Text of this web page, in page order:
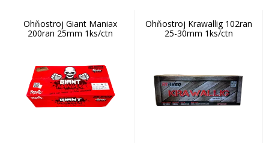
Ohňostroj Giant Maniax
200ran 25mm 1ks/ctn
Ohňostroj Krawallig 102ran
25-30mm 1ks/ctn